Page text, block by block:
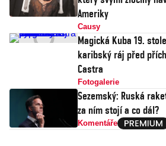
Ameriky
Causy
Magická Kuba 19.
karibský ráj před
Castra
Fotogalerie
Sezemský: Ruská
za ním stojí a co dál?
Komentáře